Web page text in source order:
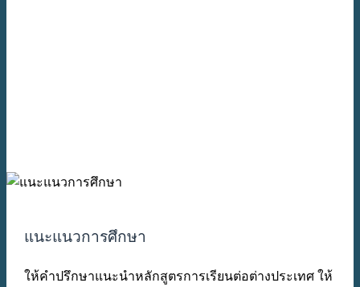
แนะแนวการศึกษา
ให้คำปรึกษาแนะนำหลักสูตรการเรียนต่อต่างประเทศ ให้